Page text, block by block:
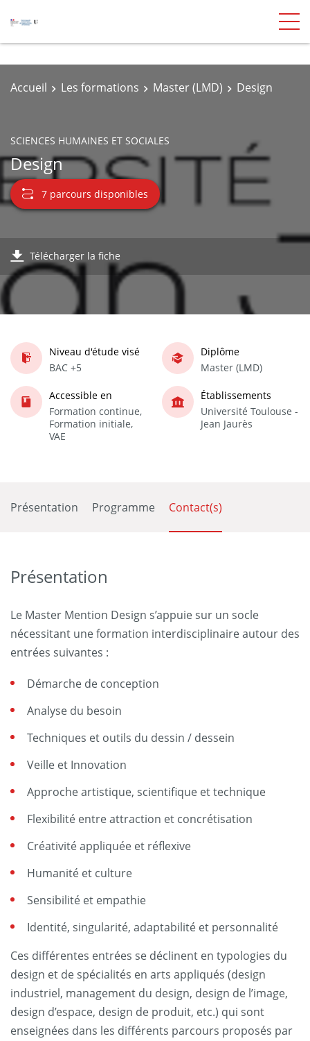
Accueil Les formations Master (LMD) Design
SCIENCES HUMAINES ET SOCIALES
Design
7 parcours disponibles
Télécharger la fiche
Niveau d'étude visé
BAC +5
Diplôme
Master (LMD)
Accessible en
Formation continue,
Formation initiale,
VAE
Établissements
Université Toulouse -
Jean Jaurès
Présentation Programme Contact(s)
Présentation
Le Master Mention Design s’appuie sur un socle
nécessitant une formation interdisciplinaire autour des
entrées suivantes :
Démarche de conception
Analyse du besoin
Techniques et outils du dessin / dessein
Veille et Innovation
Approche artistique, scientifique et technique
Flexibilité entre attraction et concrétisation
Créativité appliquée et réflexive
Humanité et culture
Sensibilité et empathie
Identité, singularité, adaptabilité et personnalité
Ces différentes entrées se déclinent en typologies du
design et de spécialités en arts appliqués (design
industriel, management du design, design de l’image,
design d’espace, design de produit, etc.) qui sont
enseignées dans les différents parcours proposés par